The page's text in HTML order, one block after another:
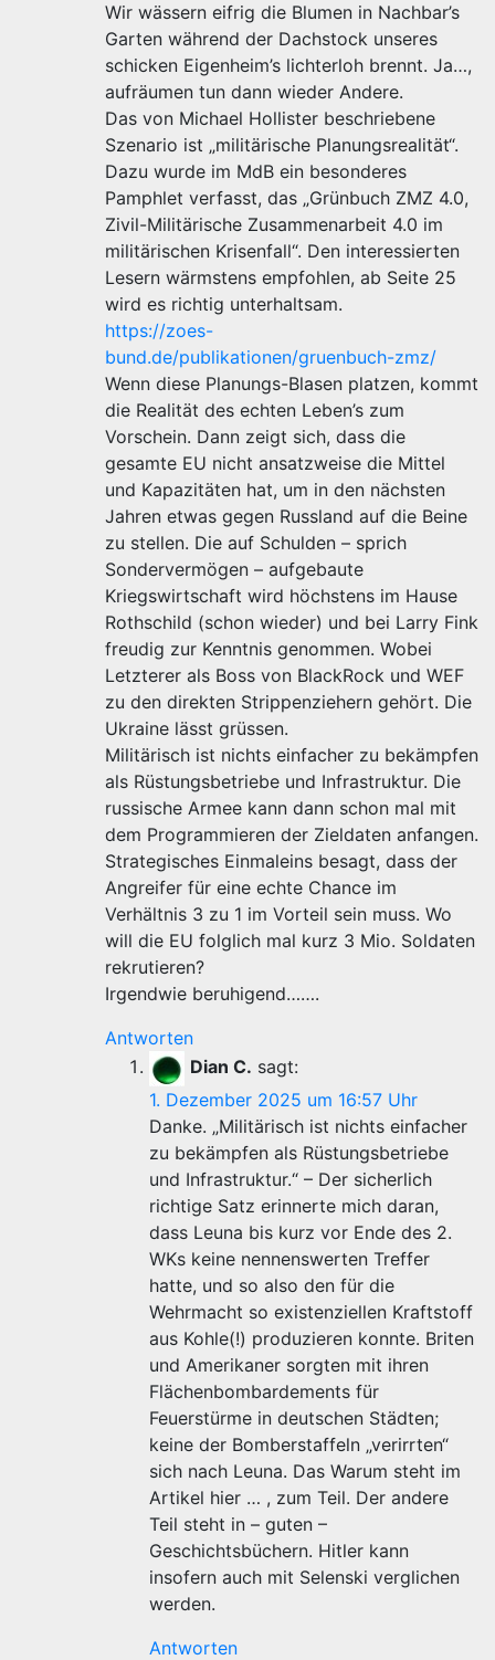
Wir wässern eifrig die Blumen in Nachbar’s
Garten während der Dachstock unseres
schicken Eigenheim’s lichterloh brennt. Ja…,
aufräumen tun dann wieder Andere.
Das von Michael Hollister beschriebene
Szenario ist „militärische Planungsrealität“.
Dazu wurde im MdB ein besonderes
Pamphlet verfasst, das „Grünbuch ZMZ 4.0,
Zivil-Militärische Zusammenarbeit 4.0 im
militärischen Krisenfall“. Den interessierten
Lesern wärmstens empfohlen, ab Seite 25
wird es richtig unterhaltsam.
https://zoes-
bund.de/publikationen/gruenbuch-zmz/
Wenn diese Planungs-Blasen platzen, kommt
die Realität des echten Leben’s zum
Vorschein. Dann zeigt sich, dass die
gesamte EU nicht ansatzweise die Mittel
und Kapazitäten hat, um in den nächsten
Jahren etwas gegen Russland auf die Beine
zu stellen. Die auf Schulden – sprich
Sondervermögen – aufgebaute
Kriegswirtschaft wird höchstens im Hause
Rothschild (schon wieder) und bei Larry Fink
freudig zur Kenntnis genommen. Wobei
Letzterer als Boss von BlackRock und WEF
zu den direkten Strippenziehern gehört. Die
Ukraine lässt grüssen.
Militärisch ist nichts einfacher zu bekämpfen
als Rüstungsbetriebe und Infrastruktur. Die
russische Armee kann dann schon mal mit
dem Programmieren der Zieldaten anfangen.
Strategisches Einmaleins besagt, dass der
Angreifer für eine echte Chance im
Verhältnis 3 zu 1 im Vorteil sein muss. Wo
will die EU folglich mal kurz 3 Mio. Soldaten
rekrutieren?
Irgendwie beruhigend…….
Antworten
Dian C. sagt:
1. Dezember 2025 um 16:57 Uhr
Danke. „Militärisch ist nichts einfacher
zu bekämpfen als Rüstungsbetriebe
und Infrastruktur.“ – Der sicherlich
richtige Satz erinnerte mich daran,
dass Leuna bis kurz vor Ende des 2.
WKs keine nennenswerten Treffer
hatte, und so also den für die
Wehrmacht so existenziellen Kraftstoff
aus Kohle(!) produzieren konnte. Briten
und Amerikaner sorgten mit ihren
Flächenbombardements für
Feuerstürme in deutschen Städten;
keine der Bomberstaffeln „verirrten“
sich nach Leuna. Das Warum steht im
Artikel hier … , zum Teil. Der andere
Teil steht in – guten –
Geschichtsbüchern. Hitler kann
insofern auch mit Selenski verglichen
werden.
Antworten